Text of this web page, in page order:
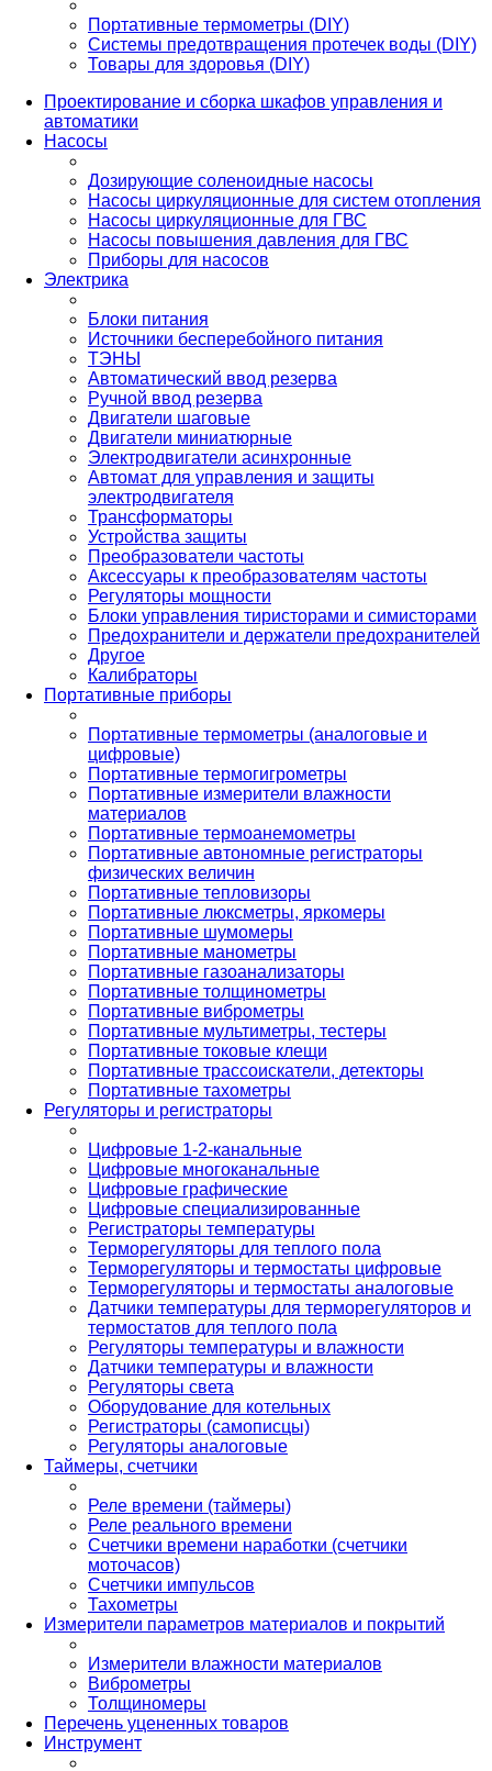
Портативные термометры (DIY)
Системы предотвращения протечек воды (DIY)
Товары для здоровья (DIY)
Проектирование и сборка шкафов управления и
автоматики
Насосы
Дозирующие соленоидные насосы
Насосы циркуляционные для систем отопления
Насосы циркуляционные для ГВС
Насосы повышения давления для ГВС
Приборы для насосов
Электрика
Блоки питания
Источники бесперебойного питания
ТЭНЫ
Автоматический ввод резерва
Ручной ввод резерва
Двигатели шаговые
Двигатели миниатюрные
Электродвигатели асинхронные
Автомат для управления и защиты
электродвигателя
Трансформаторы
Устройства защиты
Преобразователи частоты
Аксессуары к преобразователям частоты
Регуляторы мощности
Блоки управления тиристорами и симисторами
Предохранители и держатели предохранителей
Другое
Калибраторы
Портативные приборы
Портативные термометры (аналоговые и
цифровые)
Портативные термогигрометры
Портативные измерители влажности
материалов
Портативные термоанемометры
Портативные автономные регистраторы
физических величин
Портативные тепловизоры
Портативные люксметры, яркомеры
Портативные шумомеры
Портативные манометры
Портативные газоанализаторы
Портативные толщинометры
Портативные виброметры
Портативные мультиметры, тестеры
Портативные токовые клещи
Портативные трассоискатели, детекторы
Портативные тахометры
Регуляторы и регистраторы
Цифровые 1-2-канальные
Цифровые многоканальные
Цифровые графические
Цифровые специализированные
Регистраторы температуры
Терморегуляторы для теплого пола
Терморегуляторы и термостаты цифровые
Терморегуляторы и термостаты аналоговые
Датчики температуры для терморегуляторов и
термостатов для теплого пола
Регуляторы температуры и влажности
Датчики температуры и влажности
Регуляторы света
Оборудование для котельных
Регистраторы (самописцы)
Регуляторы аналоговые
Таймеры, счетчики
Реле времени (таймеры)
Реле реального времени
Счетчики времени наработки (счетчики
моточасов)
Счетчики импульсов
Тахометры
Измерители параметров материалов и покрытий
Измерители влажности материалов
Виброметры
Толщиномеры
Перечень уцененных товаров
Инструмент